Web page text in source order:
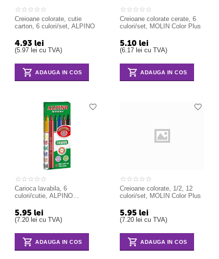
Creioane colorate, cutie
carton, 6 culori/set, ALPINO
4.93 lei
(5.97 lei cu TVA)
ADAUGA IN COS
Creioane colorate cerate, 6
culori/set, MOLIN Color Plus
5.10 lei
(6.17 lei cu TVA)
ADAUGA IN COS
Carioca lavabila, 6
culori/cutie, ALPINO
5.95 lei
(7.20 lei cu TVA)
ADAUGA IN COS
Creioane colorate, 1/2, 12
culori/set, MOLIN Color Plus
5.95 lei
(7.20 lei cu TVA)
ADAUGA IN COS